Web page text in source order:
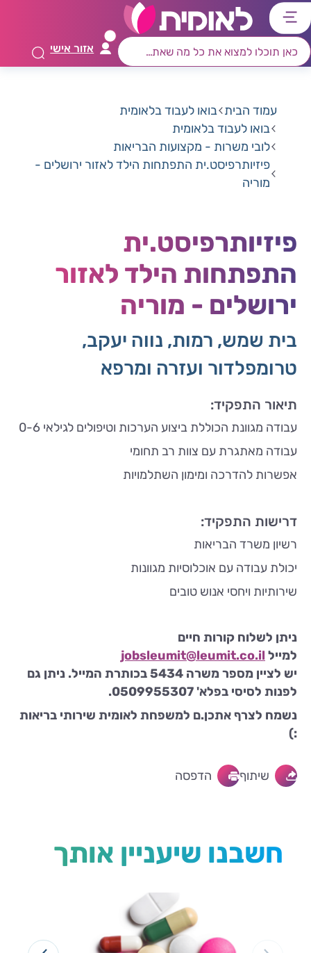
דלג
לתפריט
ראשי
דלג
לרכיב
חיפוש
דלג
לתוכן
מרכזי
דלג
לאזור
קישורים
אזור אישי
עמוד הבית בואו לעבוד בלאומית
בואו לעבוד בלאומית
לובי משרות - מקצועות הבריאות
פיזיותרפיסט.ית התפתחות הילד לאזור ירושלים -
מוריה
פיזיותרפיסט.ית
התפתחות הילד לאזור
ירושלים - מוריה
בית שמש, רמות, נווה יעקב,
טרומפלדור ועזרה ומרפא
תיאור התפקיד:
עבודה מגוונת הכוללת ביצוע הערכות וטיפולים לגילאי 0-6
עבודה מאתגרת עם צוות רב תחומי
אפשרות להדרכה ומימון השתלמויות
דרישות התפקיד:
רשיון משרד הבריאות
יכולת עבודה עם אוכלוסיות מגוונות
שירותיות ויחסי אנוש טובים
ניתן לשלוח קורות חיים
למייל jobsleumit@leumit.co.il
יש לציין מספר משרה 5434 בכותרת המייל. ניתן גם
לפנות לסיסי בפלא' 0509955307.
נשמח לצרף אתכן.ם למשפחת לאומית שירותי בריאות
:)
שיתוף הדפסה
חשבנו שיעניין אותך